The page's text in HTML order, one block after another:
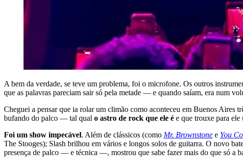
A bem da verdade, se teve um problema, foi o microfone. Os outros
que as palavras pareciam sair só pela metade — e quando saíam, era num
Cheguei a pensar que ia rolar um climão como aconteceu em Buenos Aires
bufando do palco — tal qual o astro de rock que ele é e que trouxe para ele
Foi um show impecável. Além de clássicos (como Mr. Brownstone e You
The Stooges); Slash brilhou em vários e longos solos de guitarra. O novo
presença de palco — e técnica —, mostrou que sabe fazer mais do que só a